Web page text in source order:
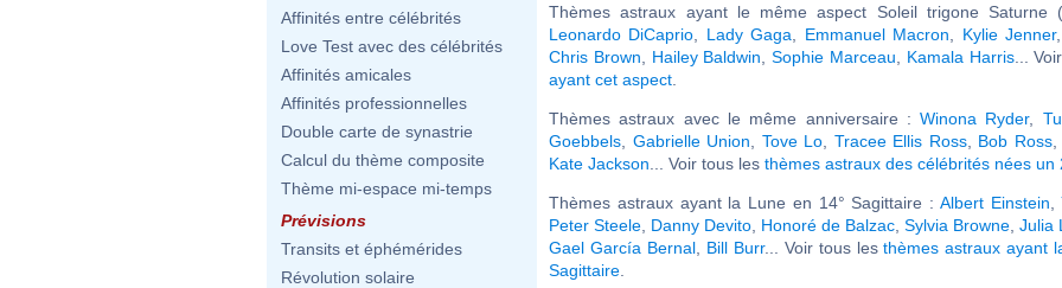
Affinités entre célébrités
Love Test avec des célébrités
Affinités amicales
Affinités professionnelles
Double carte de synastrie
Calcul du thème composite
Thème mi-espace mi-temps
Prévisions
Transits et éphémérides
Révolution solaire
Thèmes astraux ayant le même aspect Soleil trigone Saturne
Leonardo DiCaprio
Lady Gaga Emmanuel Macron Kylie Jenner,
Chris Brown
Hailey Baldwin ,Sophie Marceau Kamala Harris...
ayant cet aspect
Thèmes astraux avec le même anniversaire :Winona Ryder,
Goebbels
Gabrielle Union Tove Lo Tracee Ellis Ross, Bob Ross,
Kate Jackson ... Voir tous les thèmes astraux des célébrités nées un
Thèmes astraux ayant la Lune en 14° Sagittaire : Albert Einstein ,
Peter Steele Danny Devito Honoré de Balzac Sylvia Browne Julia
Gael García Bernal, Bill Burr... Voir tous lesthèmes astraux ayant
Sagittaire